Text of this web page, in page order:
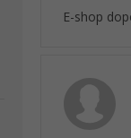
E-shop